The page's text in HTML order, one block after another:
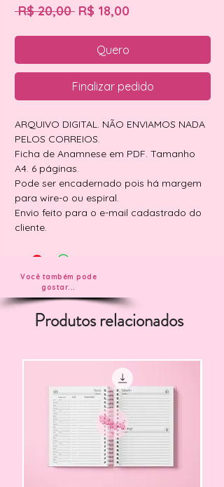
R$ 20,00 Preço
R$ 18,00
Quero
Finalizar pedido
ARQUIVO DIGITAL. NÃO ENVIAMOS NADA
PELOS CORREIOS.
Ficha de Anamnese em PDF. Tamanho
A4. 6 páginas.
Pode ser encadernado pois há margem
para wire-o ou espiral.
Envio feito para o e-mail cadastrado do
cliente.
Você também pode
gostar...
Produtos relacionados